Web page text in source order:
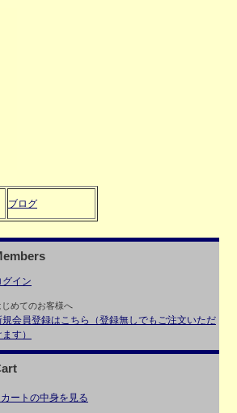
ブログ
グイン
じめてのお客様へ
規会員登録はこちら（登録無しでもご注文いただ
す）
ートの中身を見る